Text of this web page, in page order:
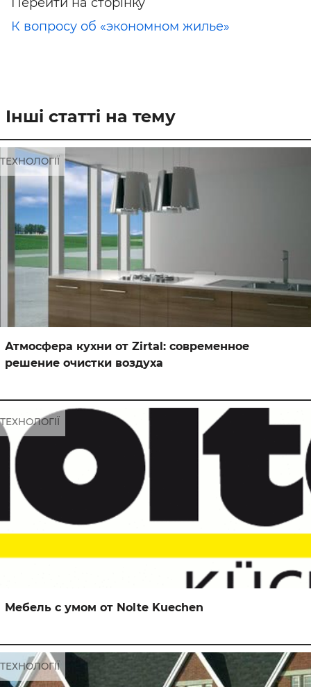
К вопросу об «экономном жилье»
Інші статті на тему
Атмосфера кухни от Zirtal: современное
решение очистки воздуха
ТЕХНОЛОГІЇ
Мебель с умом от Nolte Kuechen
ТЕХНОЛОГІЇ
ТЕХНОЛОГІЇ